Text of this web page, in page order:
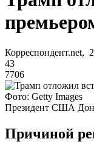
Корреспондент.net,
43
7706
Фото: Getty Images
Президент США
Причиной